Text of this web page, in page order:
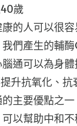
歲
的人可以很
們產生的輔
通可以為身體
升抗氧化、抗
主要優點之
以幫助中和